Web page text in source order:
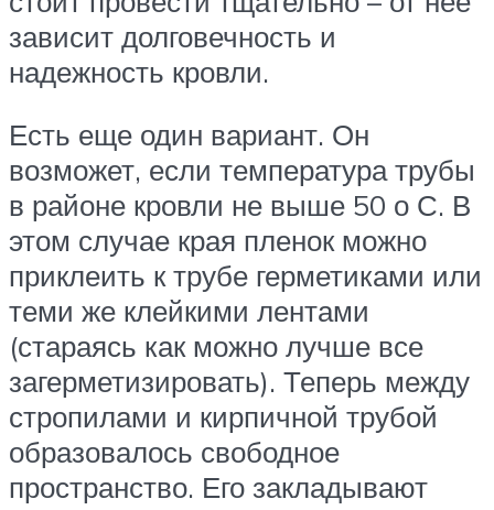
зависит долговечность и
надежность кровли.
Есть еще один вариант. Он
возможет, если температура трубы
в районе кровли не выше 50 о С. В
этом случае края пленок можно
приклеить к трубе герметиками или
теми же клейкими лентами
(стараясь как можно лучше все
загерметизировать). Теперь между
стропилами и кирпичной трубой
образовалось свободное
пространство. Его закладывают